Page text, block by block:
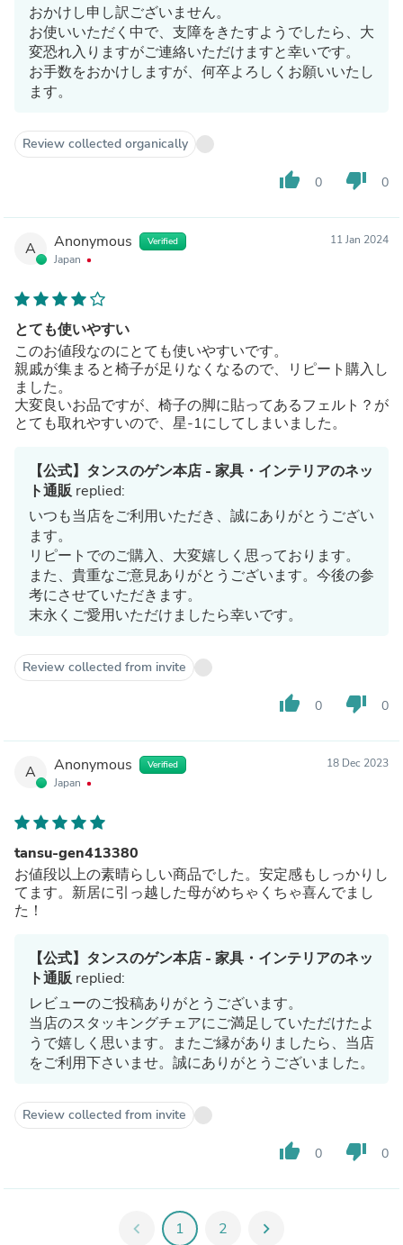
おかけし申し訳ございません。
お使いいただく中で、支障をきたすようでしたら、大
変恐れ入りますがご連絡いただけますと幸いです。
お手数をおかけしますが、何卒よろしくお願いいたし
ます。
Review collected organically
thumb_up 0 thumb_down 0
A Anonymous Verified
Japan
11 Jan 2024
とても使いやすい
このお値段なのにとても使いやすいです。
親戚が集まると椅子が足りなくなるので、リピート購入し
ました。
大変良いお品ですが、椅子の脚に貼ってあるフェルト？が
とても取れやすいので、星-1にしてしまいました。
【公式】タンスのゲン本店 - 家具・インテリアのネッ
ト通販replied:
いつも当店をご利用いただき、誠にありがとうござい
ます。
リピートでのご購入、大変嬉しく思っております。
また、貴重なご意見ありがとうございます。今後の参
考にさせていただきます。
末永くご愛用いただけましたら幸いです。
Review collected from invite
thumb_up 0 thumb_down 0
A Anonymous Verified
Japan
18 Dec 2023
tansu-gen413380
お値段以上の素晴らしい商品でした。安定感もしっかりし
てます。新居に引っ越した母がめちゃくちゃ喜んでまし
た！
【公式】タンスのゲン本店 - 家具・インテリアのネッ
ト通販replied:
レビューのご投稿ありがとうございます。
当店のスタッキングチェアにご満足していただけたよ
うで嬉しく思います。またご縁がありましたら、当店
をご利用下さいませ。誠にありがとうございました。
Review collected from invite
thumb_up 0 thumb_down 0
chevron_left 1 2 chevron_right